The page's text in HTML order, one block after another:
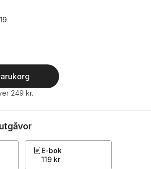
antal röster:
249 kr.
E-bok
119 kr